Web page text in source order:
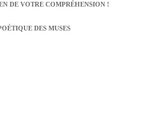
DE VOTRE COMPRÉHENSION !
DES MUSES